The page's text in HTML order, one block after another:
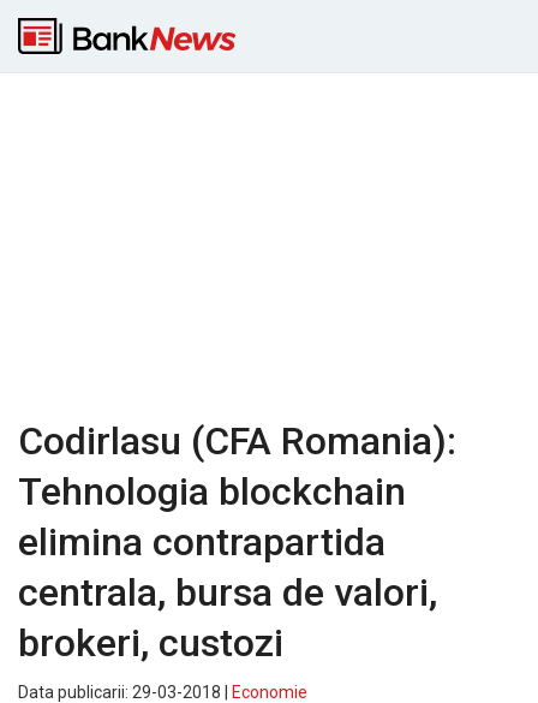
Codirlasu (CFA Romania):
Tehnologia blockchain
elimina contrapartida
centrala, bursa de valori,
brokeri, custozi
Data publicarii: 29-03-2018 |
Economie